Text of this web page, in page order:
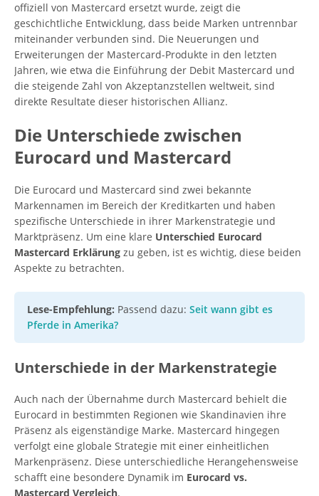
offiziell von Mastercard ersetzt wurde, zeigt die
geschichtliche Entwicklung, dass beide Marken untrennbar
miteinander verbunden sind. Die Neuerungen und
Erweiterungen der Mastercard-Produkte in den letzten
Jahren, wie etwa die Einführung der Debit Mastercard und
die steigende Zahl von Akzeptanzstellen weltweit, sind
direkte Resultate dieser historischen Allianz.
Die Unterschiede zwischen
Eurocard und Mastercard
Die Eurocard und Mastercard sind zwei bekannte
Markennamen im Bereich der Kreditkarten und haben
spezifische Unterschiede in ihrer Markenstrategie und
Marktpräsenz. Um eine klare Unterschied Eurocard
Mastercard Erklärung zu geben, ist es wichtig, diese beiden
Aspekte zu betrachten.
Lese-Empfehlung: Passend dazu: Seit wann gibt es
Pferde in Amerika?
Unterschiede in der Markenstrategie
Auch nach der Übernahme durch Mastercard behielt die
Eurocard in bestimmten Regionen wie Skandinavien ihre
Präsenz als eigenständige Marke. Mastercard hingegen
verfolgt eine globale Strategie mit einer einheitlichen
Markenpräsenz. Diese unterschiedliche Herangehensweise
schafft eine besondere Dynamik im Eurocard vs.
Mastercard Vergleich.